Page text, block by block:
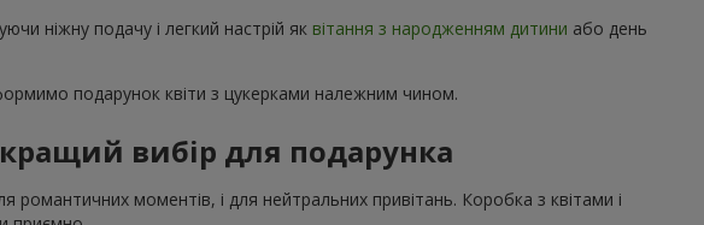
ніжну подачу і легкий настрій як вітання з народженням дитини або день
подарунок квіти з цукерками належним чином.
вибір для подарунка
романтичних моментів, і для нейтральних привітань. Коробка з квітами і